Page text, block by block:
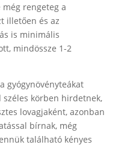
rengeteg a
illetően és az
is minimális
mindössze 1-2
gyógynövényteákat
körben hirdetnek,
lovagjaként, azonban
bírnak, még
található kényes